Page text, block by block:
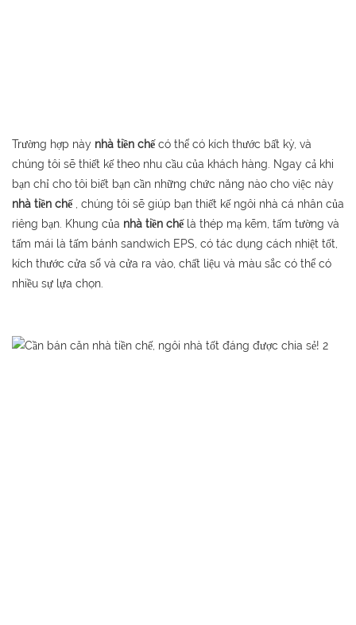
Trường hợp này nhà tiền chếcó thể có kích thước bất kỳ, và
chúng tôi sẽ thiết kế theo nhu cầu của khách hàng. Ngay cả khi
bạn chỉ cho tôi biết bạn cần những chức năng nào cho việc này
nhà tiền chế , chúng tôi sẽ giúp bạn thiết kế ngôi nhà cá nhân của
riêng bạn. Khung của nhà tiền chế là thép mạ kẽm, tấm tường và
tấm mái là tấm bánh sandwich EPS, có tác dụng cách nhiệt tốt,
kích thước cửa sổ và cửa ra vào, chất liệu và màu sắc có thể có
nhiều sự lựa chọn.